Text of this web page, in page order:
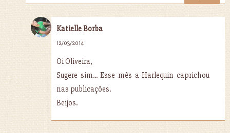
Katielle Borba
12/03/2014
Oi Oliveira,
Sugere sim... Esse mês a Harlequin caprichou
nas publicações.
Beijos.